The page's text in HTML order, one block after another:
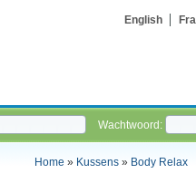
English
Wachtwoord:
Home » Kussens» Body Relax